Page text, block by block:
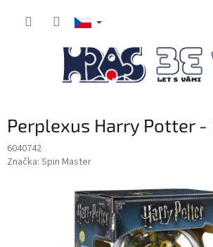
Perplexus Harry Potter
6040742
Značka: Spin Master